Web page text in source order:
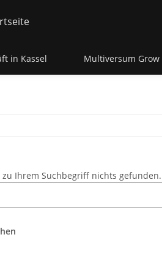
in Kassel Multiversum
Ihrem Suchbegriff nichts